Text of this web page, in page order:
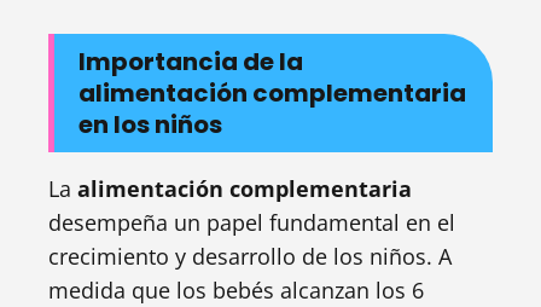
Importancia de la
alimentación complementaria
en los niños
La alimentación complementaria
desempeña un papel fundamental en el
crecimiento y desarrollo de los niños. A
medida que los bebés alcanzan los 6